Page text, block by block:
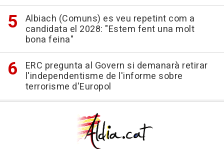
Albiach (Comuns) es veu repetint com a
candidata el 2028: "Estem fent una molt
bona feina"
ERC pregunta al Govern si demanarà retirar
l'independentisme de l'informe sobre
terrorisme d'Europol